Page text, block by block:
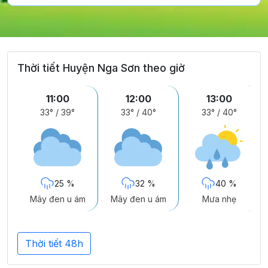
Thời tiết Huyện Nga Sơn theo giờ
11:00
33° / 39°
25 %
Mây đen u ám
12:00
33° / 40°
32 %
Mây đen u ám
13:00
33° / 40°
40 %
Mưa nhẹ
Thời tiết 48h